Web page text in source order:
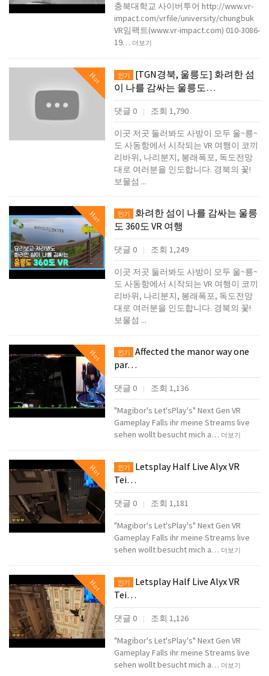
충북대학교 사이버투어 http://www.vr-
impact.com/vrfile/university/chungbuk
VR임팩트(www.vr-impact.com) 010-3086-
19… 더보기
Hot 인기
[TGN경북, 울릉도] 화려한 섬
이 나를 감싸는 울릉도…
댓글 0 조회 1,790
이곳 저곳 둘러봐도 사방이 모두 울~릉~
도 사동항에서 시작되는 VR 여행이 코끼
리바위, 나리분지, 봉래폭포, 독도전망
대로 여러분을 인도합니다. 경북의 꽃!
보물섬 ...
Hot 인기
화려한 섬이 나를 감싸는 울릉
도 360도 VR 여행
댓글 0 조회 1,249
이곳 저곳 둘러봐도 사방이 모두 울~릉~
도 사동항에서 시작되는 VR 여행이 코끼
리바위, 나리분지, 봉래폭포, 독도전망
대로 여러분을 인도합니다. 경북의 꽃!
보물섬 ...
Hot 인기
Affected the manor way one
par…
댓글 0 조회 1,136
"Magibor's Let'sPlay's" Next Gen VR
Gameplay Falls ihr meine Streams live
sehen wollt besucht mich a… 더보기
Hot 인기
Letsplay Half Live Alyx VR
Tei…
댓글 0 조회 1,181
"Magibor's Let'sPlay's" Next Gen VR
Gameplay Falls ihr meine Streams live
sehen wollt besucht mich a… 더보기
Hot 인기
Letsplay Half Live Alyx VR
Tei…
댓글 0 조회 1,126
"Magibor's Let'sPlay's" Next Gen VR
Gameplay Falls ihr meine Streams live
sehen wollt besucht mich a… 더보기